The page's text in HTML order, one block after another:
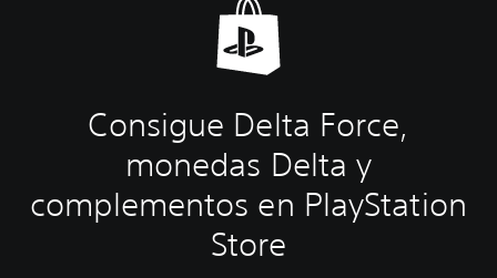
Consigue Delta Force,
monedas Delta y
complementos en PlayStation
Store